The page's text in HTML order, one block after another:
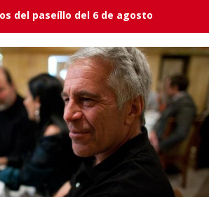
del paseíllo del 6 de agosto